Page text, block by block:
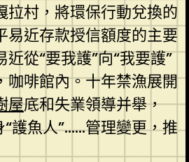
拉村，將環保行動兌換的
易近存款授信額度的主要
從“要我護”向“我要護”
咖啡館內。十年禁漁展開
屋底和失業領導并舉，
“護魚人”……管理變更，推